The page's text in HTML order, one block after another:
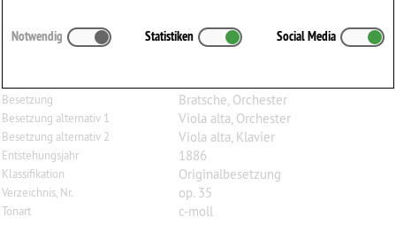
Concert-Phantasie No.1 c-moll, op. 35, für Bratsche
Besetzung Bratsche, Orchester
Besetzung alternativ 1 Viola alta, Orchester
Besetzung alternativ 2 Viola alta, Klavier
Entstehungsjahr 1886
Klassifikation Originalbesetzung
Verzeichnis, Nr. op. 35
Tonart c-moll
Notwendig Statistiken Social Media